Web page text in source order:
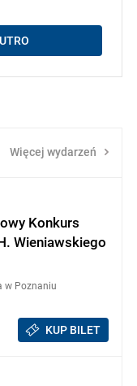
Więcej wydarzeń
Konkurs
Wieniawskiego
w Poznaniu
KUP BILET